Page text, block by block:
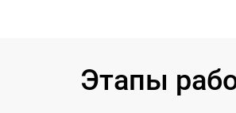
Этапы